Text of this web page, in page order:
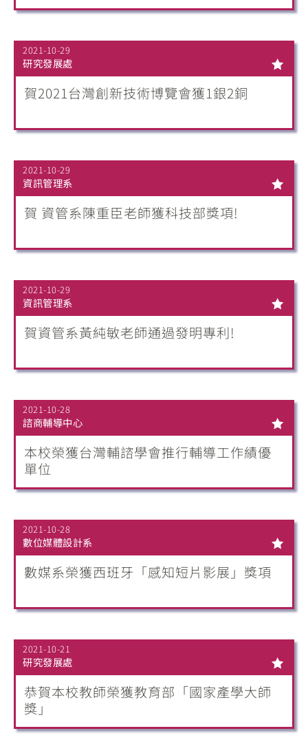
2021-10-29
研究發展處
賀2021台灣創新技術博覽會獲1銀2銅
2021-10-29
資訊管理系
賀 資管系陳重臣老師獲科技部獎項!
2021-10-29
資訊管理系
賀資管系黃純敏老師通過發明專利!
2021-10-28
諮商輔導中心
本校榮獲台灣輔諮學會推行輔導工作績優
單位
2021-10-28
數位媒體設計系
數媒系榮獲西班牙「感知短片影展」獎項
2021-10-21
研究發展處
恭賀本校教師榮獲教育部「國家產學大師
獎」